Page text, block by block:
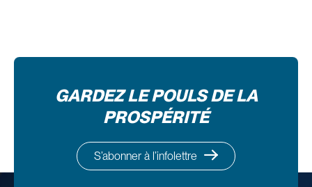
GARDEZ LE POULS DE LA
PROSPÉRITÉ
S’abonner à l’infolettre